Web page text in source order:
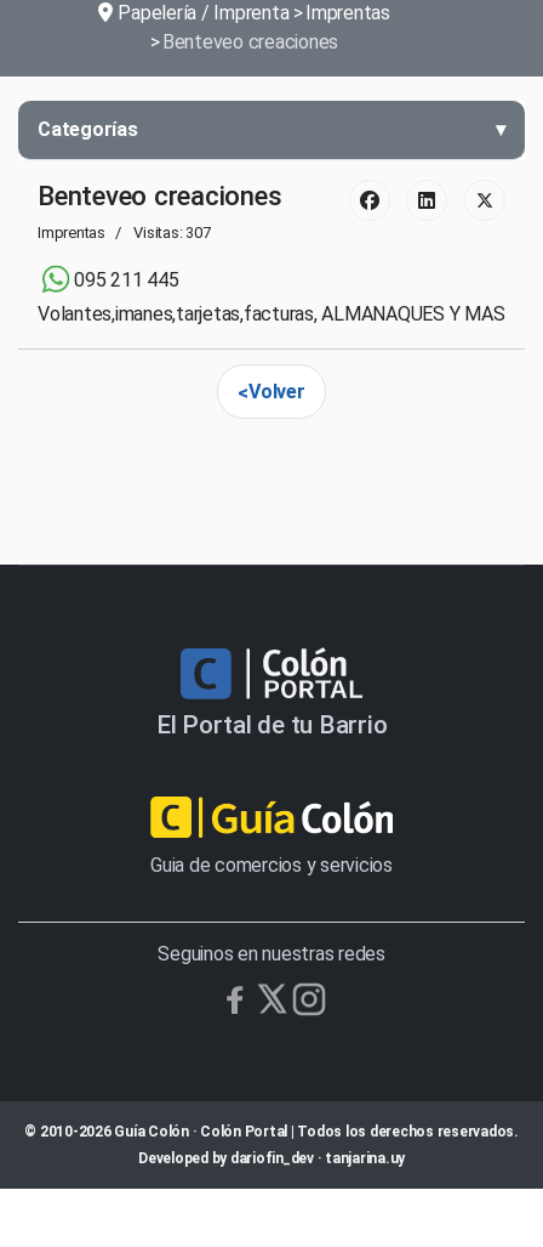
Papelería / Imprenta
Imprentas
Benteveo creaciones
Categorías
Benteveo creaciones
Imprentas Visitas: 307
095 211 445
Volantes,imanes,tarjetas,facturas, ALMANAQUES Y MAS
Volver
El Portal de tu Barrio
Guia de comercios y servicios
Seguinos en nuestras redes
© 2010-2026 Guía Colón · Colón Portal | Todos los derechos reservados.
Developed by dariofin_dev· tanjarina.uy